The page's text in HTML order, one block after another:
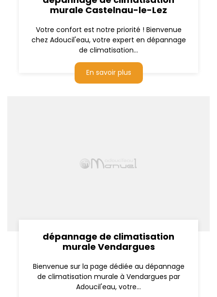
murale Castelnau-le-Lez
Votre confort est notre priorité ! Bienvenue
chez Adoucil'eau, votre expert en dépannage
de climatisation...
En savoir plus
dépannage de climatisation
murale Vendargues
Bienvenue sur la page dédiée au dépannage
de climatisation murale à Vendargues par
Adoucil'eau, votre...